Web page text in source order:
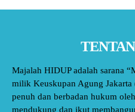
Majalah HIDUP adalah sarana
milik Keuskupan Agung
penuh dan berbadan hukum
mendukung dan ikut